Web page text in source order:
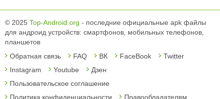
© 2025 Top-Android.org - последние официальные apk файлы
для андроид устройств: смартфонов, мобильных телефонов,
планшетов
Обратная связь
FAQ ВК FaceBook
Twitter
Instagram
Youtube
Дзен
Пользовательское соглашение
Политика конфиденциальности
Правообладателям